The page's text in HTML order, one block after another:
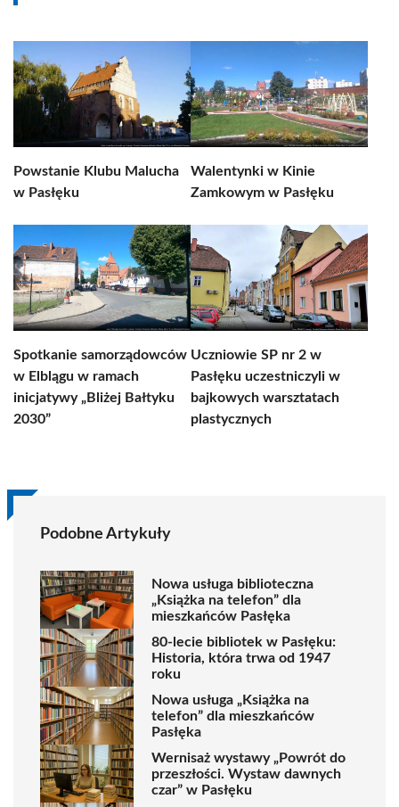
Powstanie Klubu Malucha
w Pasłęku
Walentynki w Kinie
Zamkowym w Pasłęku
Spotkanie samorządowców
w Elblągu w ramach
inicjatywy „Bliżej Bałtyku
2030”
Uczniowie SP nr 2 w
Pasłęku uczestniczyli w
bajkowych warsztatach
plastycznych
Podobne Artykuły
Nowa usługa biblioteczna
„Książka na telefon” dla
mieszkańców Pasłęka
80-lecie bibliotek w Pasłęku:
Historia, która trwa od 1947
roku
Nowa usługa „Książka na
telefon” dla mieszkańców
Pasłęka
Wernisaż wystawy „Powrót do
przeszłości. Wystaw dawnych
czar” w Pasłęku